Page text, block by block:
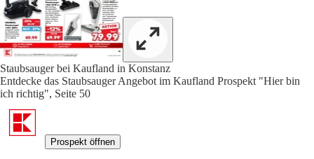
Staubsauger bei Kaufland in Konstanz
Entdecke das Staubsauger Angebot im Kaufland Prospekt "Hier bin
ich richtig", Seite 50
Prospekt öffnen